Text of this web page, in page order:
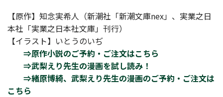
【原作】知念実希人（新潮社「新潮文庫nex」、実業之日
本社「実業之日本社文庫」刊行）
【イラスト】いとうのいぢ
⇒原作小説のご予約・ご注文はこちら
⇒武梨えり先生の漫画を試し読み！
⇒緒原博綺、武梨えり先生の漫画のご予約・ご注文は
こちら